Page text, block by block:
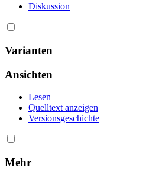
Diskussion
Varianten
Ansichten
Lesen
Quelltext anzeigen
Versionsgeschichte
Mehr